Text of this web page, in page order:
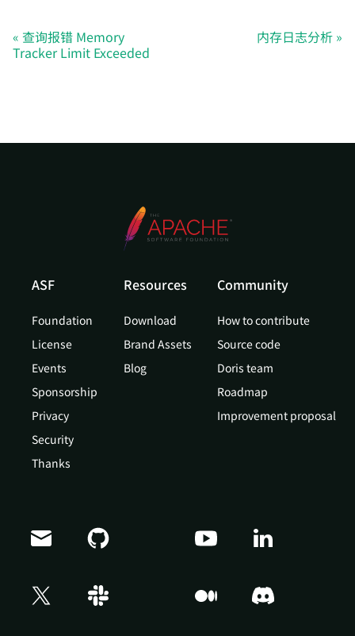
查询报错 Memory
Tracker Limit Exceeded
内存日志分析
ASF
Foundation
License
Events
Sponsorship
Privacy
Security
Thanks
Resources
Download
Brand Assets
Blog
Community
How to contribute
Source code
Doris team
Roadmap
Improvement proposal
Doris Summit 26